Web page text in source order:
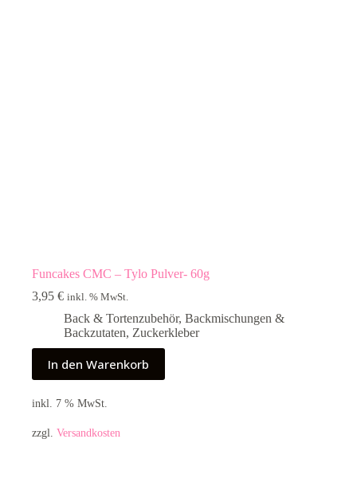
Funcakes CMC – Tylo Pulver- 60g
3,95 € inkl. % MwSt.
Back & Tortenzubehör, Backmischungen &
Backzutaten, Zuckerkleber
In den Warenkorb
inkl. 7 % MwSt.
zzgl. Versandkosten